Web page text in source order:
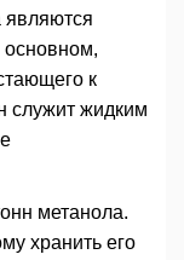
являются
основном,
к
служит жидким
метанола.
хранить его